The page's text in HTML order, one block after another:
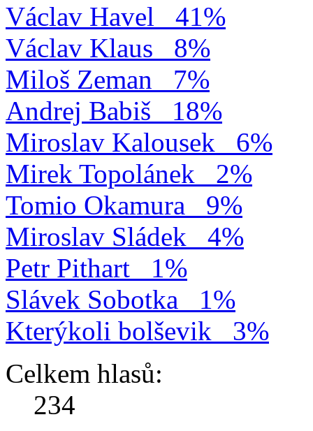
Václav Havel
41%
Václav Klaus
8%
Miloš Zeman
7%
Andrej Babiš
18%
Miroslav Kalousek
6%
Mirek Topolánek
2%
Tomio Okamura
9%
Miroslav Sládek
4%
Petr Pithart
1%
Slávek Sobotka
1%
Kterýkoli bolševik
3%
Celkem hlasů:
234